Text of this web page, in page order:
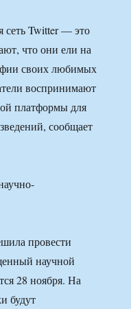
сеть Twitter — это
что они ели на
своих любимых
воспринимают
платформы для
сообщает
провести
научной
28 ноября. На
будут